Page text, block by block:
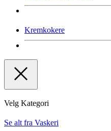
Kremkokere
Velg Kategori
Se alt fra Vaskeri